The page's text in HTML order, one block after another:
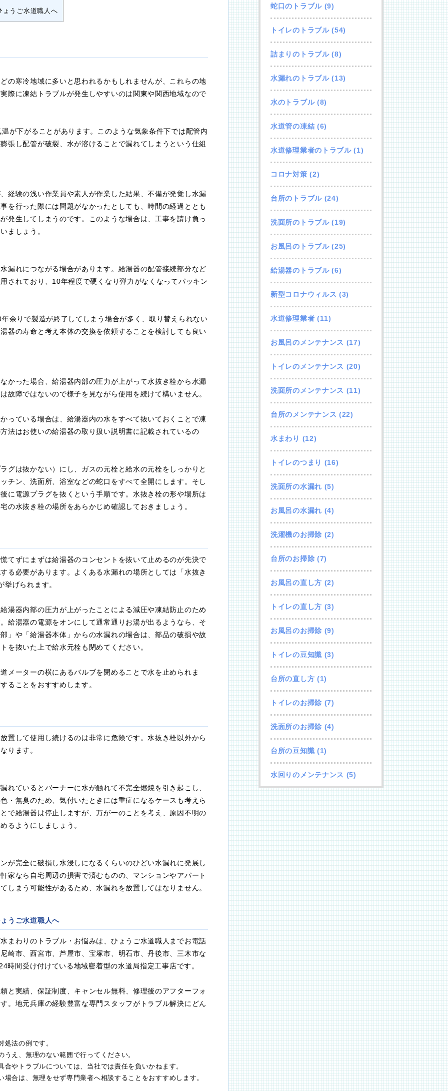
うご水道職人へ
の寒冷地域に多いと思われるかもしれませんが、これらの地
際に凍結トラブルが発生しやすいのは関東や関西地域なので
が下がることがあります。このような気象条件下では配管内
張し配管が破裂、水が溶けることで漏れてしまうという仕組
経験の浅い作業員や素人が作業した結果、不備が発覚し水漏
を行った際には問題がなかったとしても、時間の経過ととも
発生してしまうのです。このような場合は、工事を請け負っ
ましょう。
漏れにつながる場合があります。給湯器の配管接続部分など
されており、10年程度で硬くなり弾力がなくなってパッキン
余りで製造が終了してしまう場合が多く、取り替えられない
器の寿命と考え本体の交換を依頼することを検討しても良い
かった場合、給湯器内部の圧力が上がって水抜き栓から水漏
故障ではないので様子を見ながら使用を続けて構いません。
っている場合は、給湯器内の水をすべて抜いておくことで凍
法はお使いの給湯器の取り扱い説明書に記載されているの
グは抜かない）にし、ガスの元栓と給水の元栓をしっかりと
チン、洗面所、浴室などの蛇口をすべて全開にします。そし
に電源プラグを抜くという手順です。水抜き栓の形や場所は
の水抜き栓の場所をあらかじめ確認しておきましょう。
てずにまずは給湯器のコンセントを抜いて止めるのが先決で
る必要があります。よくある水漏れの場所としては「水抜き
げられます。
湯器内部の圧力が上がったことによる減圧や凍結防止のため
給湯器の電源をオンにして通常通りお湯が出るようなら、そ
」や「給湯器本体」からの水漏れの場合は、部品の破損や故
を抜いた上で給水元栓も閉めてください。
メーターの横にあるバルブを閉めることで水を止められま
ることをおすすめします。
置して使用し続けるのは非常に危険です。水抜き栓以外から
ります。
れているとバーナーに水が触れて不完全燃焼を引き起こし、
・無臭のため、気付いたときには重症になるケースも考えら
で給湯器は停止しますが、万が一のことを考え、原因不明の
るようにしましょう。
が完全に破損し水浸しになるくらいのひどい水漏れに発展し
家なら自宅周辺の損害で済むものの、マンションやアパート
しまう可能性があるため、水漏れを放置してはなりません。
うご水道職人へ
まわりのトラブル・お悩みは、ひょうご水道職人までお電話
崎市、西宮市、芦屋市、宝塚市、明石市、丹後市、三木市な
時間受け付けている地域密着型の水道局指定工事店です。
と実績、保証制度、キャンセル無料、修理後のアフターフォ
。地元兵庫の経験豊富な専門スタッフがトラブル解決にどん
法の例です。
え、無理のない範囲で行ってください。
やトラブルについては、当社では責任を負いかねます。
合は、無理をせず専門業者へ相談することをおすすめします。
蛇口のトラブル(9)
トイレのトラブル(54)
詰まりのトラブル(8)
水漏れのトラブル(13)
水のトラブル(8)
水道管の凍結 (6)
水道修理業者のトラブル(1)
コロナ対策 (2)
台所のトラブル(24)
洗面所のトラブル(19)
お風呂のトラブル(25)
給湯器のトラブル(6)
新型コロナウィルス (3)
水道修理業者 (11)
お風呂のメンテナンス (17)
トイレのメンテナンス (20)
洗面所のメンテナンス (11)
台所のメンテナンス (22)
水まわり (12)
トイレのつまり (16)
洗面所の水漏れ (5)
お風呂の水漏れ (4)
洗濯機のお掃除 (2)
台所のお掃除 (7)
お風呂の直し方 (2)
トイレの直し方 (3)
お風呂のお掃除 (9)
トイレの豆知識 (3)
台所の直し方 (1)
トイレのお掃除 (7)
洗面所のお掃除 (4)
台所の豆知識 (1)
水回りのメンテナンス (5)